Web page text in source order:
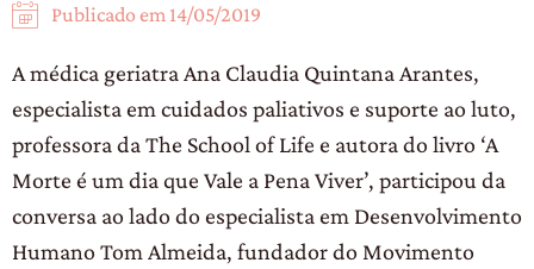
Publicado em 14/05/2019
A médica geriatra Ana Claudia Quintana Arantes,
especialista em cuidados paliativos e suporte ao luto,
professora da The School of Life e autora do livro ‘A
Morte é um dia que Vale a Pena Viver’, participou da
conversa ao lado do especialista em Desenvolvimento
Humano Tom Almeida, fundador do Movimento